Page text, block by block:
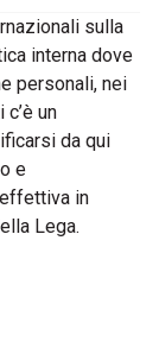
sulla
interna dove
personali, nei
un
da qui
e
in
Lega.